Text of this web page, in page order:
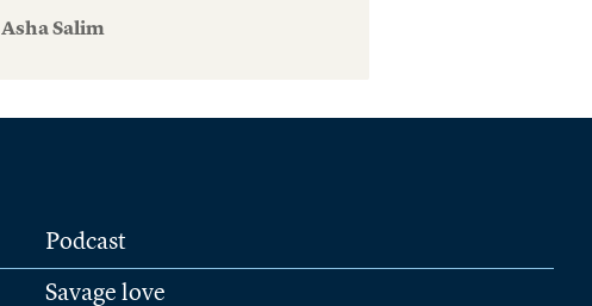
Asha Salim
Podcast
Savage love